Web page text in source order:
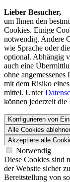
Lieber Besucher,
um Ihnen den
Cookies. Einige
notwendig. Andere
wie Sprache oder
optional. Abhängig
auch eine
ohne
mit dem Risiko
mittel. Unter
können jederzeit die
Konfigurieren von
Alle Cookies
Akzeptiere alle
Notwendig
Diese Cookies sind
der Website sicher
Bereitstellung von